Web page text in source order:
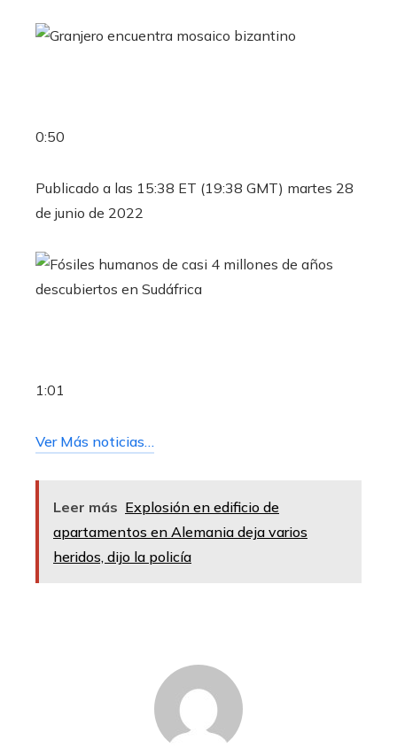
0:50
Publicado a las 15:38 ET (19:38 GMT) martes 28
de junio de 2022
1:01
Ver Más noticias…
Leer más Explosión en edificio de
apartamentos en Alemania deja varios
heridos, dijo la policía